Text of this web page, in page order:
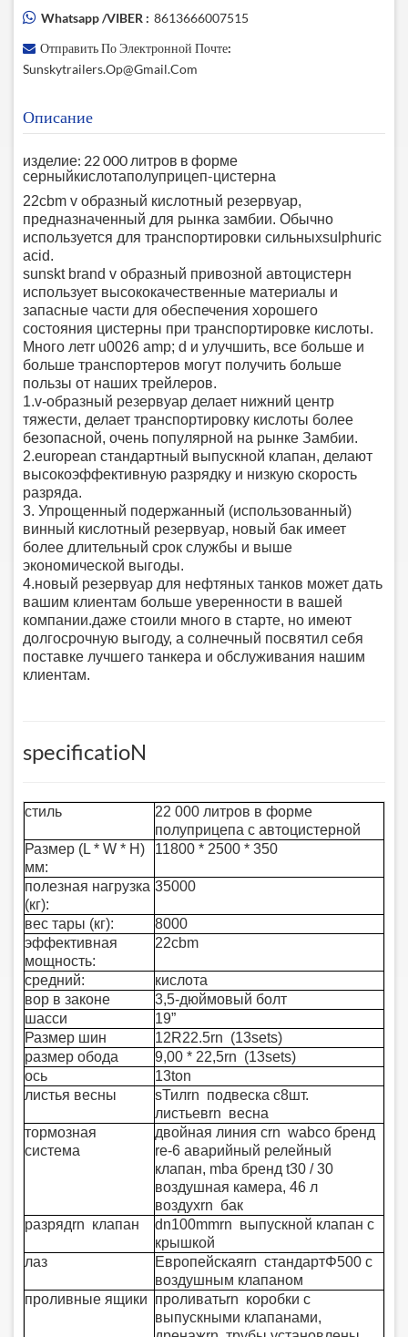
Whatsapp /VIBER : 8613666007515
Отправить По Электронной Почте:
Sunskytrailers.op@gmail.com
Описание
изделие: 22 000 литров в форме
серныйкислотаполуприцеп-цистерна
22cbm v образный кислотный резервуар,
предназначенный для рынка замбии. Обычно
используется для транспортировки сильныхsulphuric
acid.
sunskt brand v образный привозной автоцистерн
использует высококачественные материалы и
запасные части для обеспечения хорошего
состояния цистерны при транспортировке кислоты.
Много летr u0026 amp; d и улучшить, все больше и
больше транспортеров могут получить больше
пользы от наших трейлеров.
1.v-образный резервуар делает нижний центр
тяжести, делает транспортировку кислоты более
безопасной, очень популярной на рынке Замбии.
2.european стандартный выпускной клапан, делают
высокоэффективную разрядку и низкую скорость
разряда.
3. Упрощенный подержанный (использованный)
винный кислотный резервуар, новый бак имеет
более длительный срок службы и выше
экономической выгоды.
4.новый резервуар для нефтяных танков может дать
вашим клиентам больше уверенности в вашей
компании.даже стоили много в старте, но имеют
долгосрочную выгоду, а солнечный посвятил себя
поставке лучшего танкера и обслуживания нашим
клиентам.
specificatioN
стиль
22 000 литров в форме
полуприцепа с автоцистерной
Размер (L * W * H)
мм:
11800 * 2500 * 350
полезная нагрузка
(кг):
35000
вес тары (кг): 8000
эффективная
мощность:
22cbm
средний:
кислота
вор в законе
3,5-дюймовый болт
шасси
19”
Размер шин
12R22.5rn (13sets)
размер обода
9,00 * 22,5rn (13sets)
ось
13ton
листья весны
sТилrn подвеска с8шт.
листьевrn весна
тормозная
система
двойная линия сrn wabco бренд
re-6 аварийный релейный
клапан, mba бренд t30 / 30
воздушная камера, 46 л
воздухrn бак
разрядrn клапан
dn100mmrn выпускной клапан с
крышкой
лаз
Европейскаяrn стандартΦ500 с
воздушным клапаном
проливные ящики проливатьrn коробки с
выпускными клапанами,